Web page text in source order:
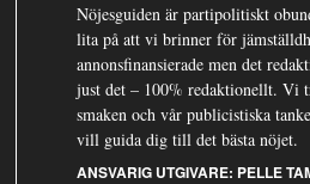
Nöjesguiden är partipolitiskt
lita på att vi brinner för
annonsfinansierade men det
just det – 100% redaktionellt. Vi
smaken och vår publicistiska
vill guida dig till det bästa nöjet.
ANSVARIG UTGIVARE: PELLE